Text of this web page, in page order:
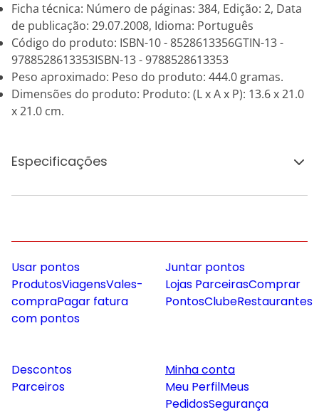
Ficha técnica: Número de páginas: 384, Edição: 2, Data
de publicação: 29.07.2008, Idioma: Português
Código do produto: ISBN-10 - 8528613356GTIN-13 -
9788528613353ISBN-13 - 9788528613353
Peso aproximado: Peso do produto: 444.0 gramas.
Dimensões do produto: Produto: (L x A x P): 13.6 x 21.0
x 21.0 cm.
Especificações
Usar pontos
ProdutosViagensVales-
compraPagar fatura
com pontos
Juntar pontos
Lojas ParceirasComprar
PontosClubeRestaurantes
Descontos
Parceiros
Minha conta
Meu PerfilMeus
PedidosSegurança